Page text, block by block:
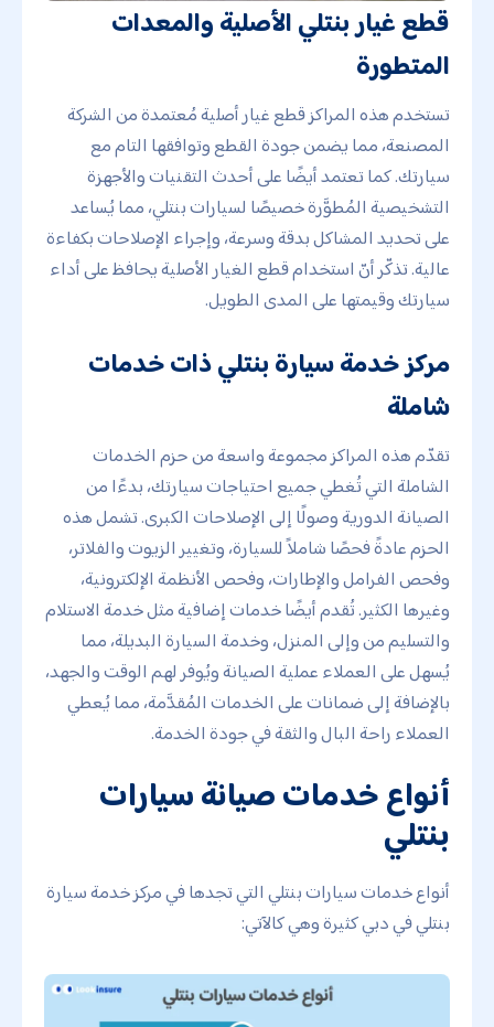
قطع غيار بنتلي الأصلية والمعدات
المتطورة
تستخدم هذه المراكز قطع غيار أصلية مُعتمدة من الشركة
المصنعة، مما يضمن جودة القطع وتوافقها التام مع
سيارتك. كما تعتمد أيضًا على أحدث التقنيات والأجهزة
التشخيصية المُطوَّرة خصيصًا لسيارات بنتلي، مما يُساعد
على تحديد المشاكل بدقة وسرعة، وإجراء الإصلاحات بكفاءة
عالية. تذكّر أنّ استخدام قطع الغيار الأصلية يحافظ على أداء
سيارتك وقيمتها على المدى الطويل.
مركز خدمة سيارة بنتلي ذات خدمات
شاملة
تقدّم هذه المراكز مجموعة واسعة من حزم الخدمات
الشاملة التي تُغطي جميع احتياجات سيارتك، بدءًا من
الصيانة الدورية وصولًا إلى الإصلاحات الكبرى. تشمل هذه
الحزم عادةً فحصًا شاملاً للسيارة، وتغيير الزيوت والفلاتر،
وفحص الفرامل والإطارات، وفحص الأنظمة الإلكترونية،
وغيرها الكثير. تُقدم أيضًا خدمات إضافية مثل خدمة الاستلام
والتسليم من وإلى المنزل، وخدمة السيارة البديلة، مما
يُسهل على العملاء عملية الصيانة ويُوفر لهم الوقت والجهد،
بالإضافة إلى ضمانات على الخدمات المُقدَّمة، مما يُعطي
العملاء راحة البال والثقة في جودة الخدمة.
أنواع خدمات صيانة سيارات
بنتلي
أنواع خدمات سيارات بنتلي التي تجدها في مركز خدمة سيارة
بنتلي في دبي كثيرة وهي كالآتي: